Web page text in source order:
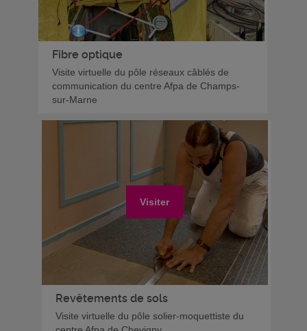
Fibre optique
Visite virtuelle du pôle réseaux câblés de
communication du centre Afpa de Champs-
sur-Marne
Visiter
Revêtements de sols
Visite virtuelle du pôle solier-moquettiste du